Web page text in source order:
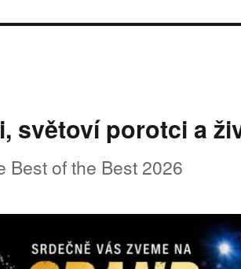
světoví porotci a
Best of the Best 2026